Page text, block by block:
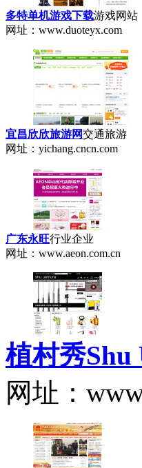
多特单机游戏下载游戏网站
网址：www.duoteyx.com
宜昌欣欣旅游网交通旅游
网址：yichang.cncn.com
广东永旺行业企业
网址：www.aeon.com.cn
植村秀Shu
网址：